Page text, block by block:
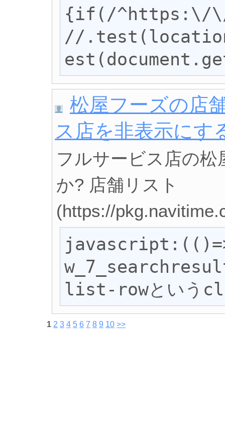
{if(/^https:\/
//
松屋フーズの店
ス店を非表示にす
フルサービス店の
か? 店舗リスト
(https://
list-rowという
1 2 3 4 5 6 7 8 9 10 >>